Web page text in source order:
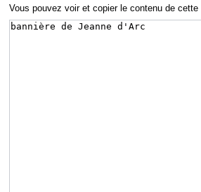
Vous pouvez voir et copier le contenu de cette